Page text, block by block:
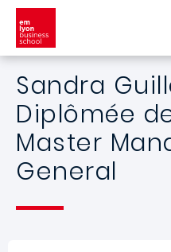
Aller au contenu principal
Sandra
Diplômée
Master
General